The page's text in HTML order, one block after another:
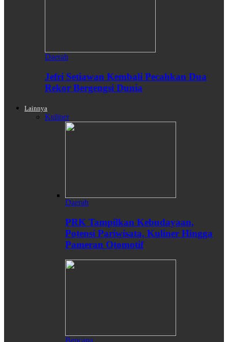
Daerah
Jefri Setiawan Kembali Pecahkan Dua
Rekor Bergengsi Dunia
Lainnya
Kuliner
Daerah
PRK Tampilkan Kebudayaan,
Potensi Pariwisata, Kuliner Hingga
Pameran Otomotif